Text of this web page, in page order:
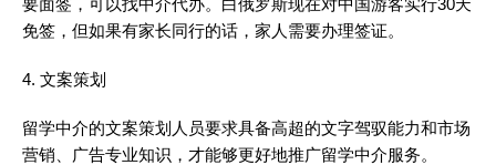
要面签，可以找中介代办。白俄罗斯现在对中国游客实行30天
免签，但如果有家长同行的话，家人需要办理签证。
4. 文案策划
留学中介的文案策划人员要求具备高超的文字驾驭能力和市场
营销、广告专业知识，才能够更好地推广留学中介服务。